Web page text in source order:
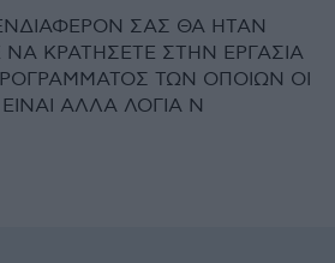
ΣΑΣ ΘΑ ΗΤΑΝ
ΚΡΑΤΗΣΕΤΕ ΣΤΗΝ ΕΡΓΑΣΙΑ
ΤΩΝ ΟΠΟΙΩΝ ΟΙ
ΑΛΛΑ ΛΟΓΙΑ Ν